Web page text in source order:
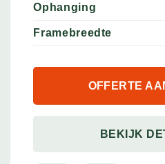
Ophanging
Framebreedte
OFFERTE
BEKIJK